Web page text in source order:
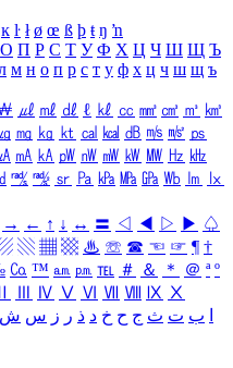
ĸ ŀ ł ø œ ß þ ŧ ŋ ŉ
О П Р С Т У Ф Х Ц Ч Ш Щ Ъ
м н о п р с т у ф х ц ч ш щ ъ
㎕ ㎖ ㎗ ℓ ㎘ ㏄ ㎣ ㎤ ㎥ ㎦
㎎ ㎏ ㏏ ㎈ ㎉ ㏈ ㎧ ㎨ ㎰
㎃ ㎄ ㎺ ㎻ ㎽ ㎾ ㎿ ㎐ ㎑
㎮ ㎯ ㏛ ㎩ ㎪ ㎫ ㎬ ㏝ ㏐
㏓
→ ← ↑ ↓ ↔ 〓 ◁ ◀ ▷ ▶ ♤
▧ ▦ ▩ ♨ ☏ ☎ ☜ ☞ ¶ †
㏇ ™ ㏂ ㏘ ℡ ＃ ＆ ＊ ＠ ª º
Ⅳ Ⅴ Ⅵ Ⅶ Ⅷ Ⅸ Ⅹ
ب ت ث ج ح خ د ذ ر ز س ش